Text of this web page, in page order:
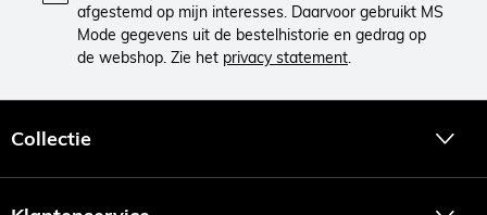
afgestemd op mijn interesses. Daarvoor gebruikt MS
Mode gegevens uit de bestelhistorie en gedrag op
de webshop. Zie het privacy statement.
Collectie